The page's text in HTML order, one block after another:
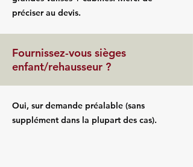
préciser au devis.
Fournissez-vous sièges
enfant/rehausseur ?
Oui, sur demande préalable (sans
supplément dans la plupart des cas).